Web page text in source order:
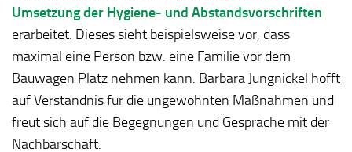
Umsetzung der Hygiene- und Abstandsvorschriften
erarbeitet. Dieses sieht beispielsweise vor, dass
maximal eine Person bzw. eine Familie vor dem
Bauwagen Platz nehmen kann. Barbara Jungnickel hofft
auf Verständnis für die ungewohnten Maßnahmen und
freut sich auf die Begegnungen und Gespräche mit der
Nachbarschaft.